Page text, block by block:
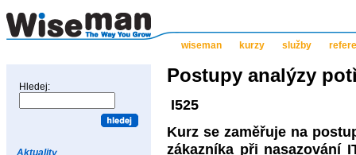
wiseman kurzy služby
Hledej:
Aktuality
Postupy analýzy
I525
Kurz se zaměřuje na
zákazníka při nasazování